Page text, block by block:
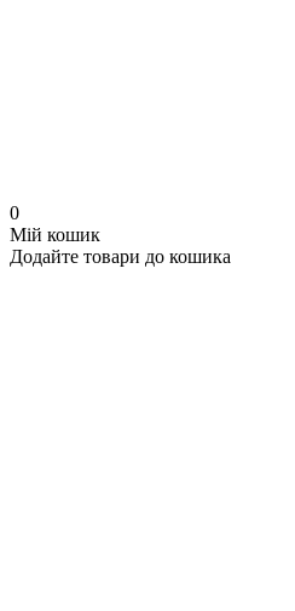
0
Мій кошик
Додайте товари до кошика